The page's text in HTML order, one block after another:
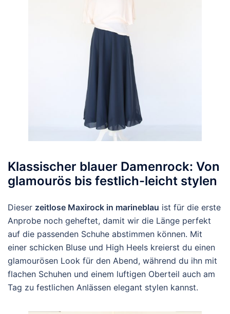
Klassischer blauer Damenrock: Von
glamourös bis festlich-leicht stylen
Dieser zeitlose Maxirock in marineblau ist für die erste
Anprobe noch geheftet, damit wir die Länge perfekt
auf die passenden Schuhe abstimmen können. Mit
einer schicken Bluse und High Heels kreierst du einen
glamourösen Look für den Abend, während du ihn mit
flachen Schuhen und einem luftigen Oberteil auch am
Tag zu festlichen Anlässen elegant stylen kannst.